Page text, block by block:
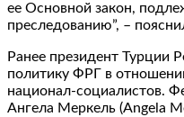
ее Основной закон,
преследованию”, –
Ранее президент Турции
политику ФРГ в
национал-социалистов.
Ангела Меркель (Angela